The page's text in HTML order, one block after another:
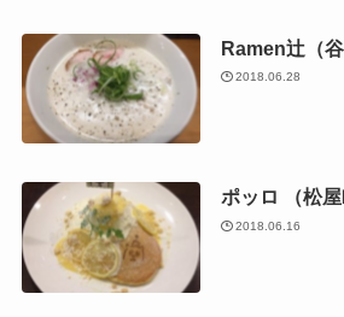
Ramen辻（谷
2018.06.28
ポッロ （松屋
2018.06.16